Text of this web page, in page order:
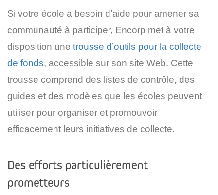
Si votre école a besoin d’aide pour amener sa
communauté à participer, Encorp met à votre
disposition une trousse d’outils pour la collecte
de fonds, accessible sur son site Web. Cette
trousse comprend des listes de contrôle, des
guides et des modèles que les écoles peuvent
utiliser pour organiser et promouvoir
efficacement leurs initiatives de collecte.
Des efforts particulièrement
prometteurs